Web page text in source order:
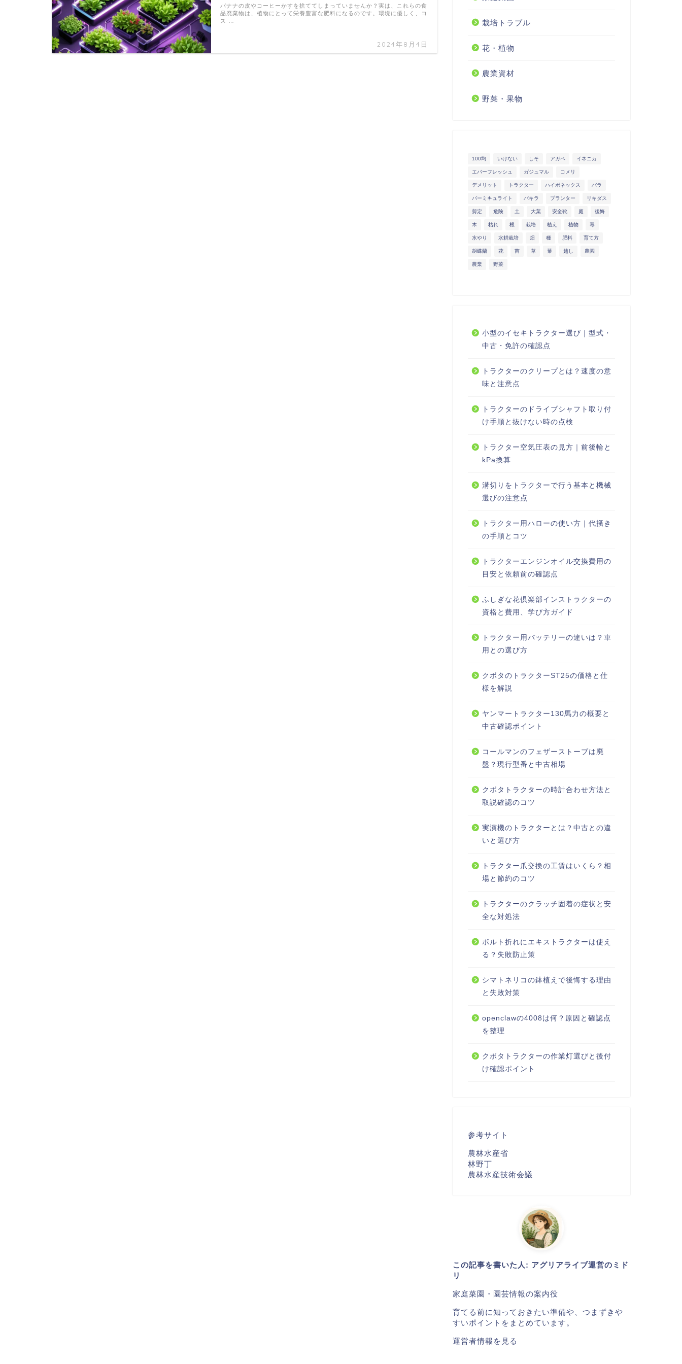
2024年8月4日
バナナの皮やコーヒーかすを捨ててしまっていませんか？実は、これらの食
品廃棄物は、植物にとって栄養豊富な肥料になるのです。環境に優しく、コ
ス …
栽培トラブル
花・植物
農業資材
野菜・果物
100均 いけない しそ アガベ イネニカ
エバーフレッシュ ガジュマル コメリ
デメリット トラクター ハイポネックス バラ
バーミキュライト パキラ プランター リキダス
剪定 危険 土 大葉 安全靴 庭 後悔
木 枯れ 根 栽培 植え 植物 毒
水やり 水耕栽培 畑 種 肥料 育て方
胡蝶蘭 花 苗 草 葉 越し 農園
農業 野菜
小型のイセキトラクター選び｜型式・
中古・免許の確認点
トラクターのクリープとは？速度の意
味と注意点
トラクターのドライブシャフト取り付
け手順と抜けない時の点検
トラクター空気圧表の見方｜前後輪と
kPa換算
溝切りをトラクターで行う基本と機械
選びの注意点
トラクター用ハローの使い方｜代掻き
の手順とコツ
トラクターエンジンオイル交換費用の
目安と依頼前の確認点
ふしぎな花倶楽部インストラクターの
資格と費用、学び方ガイド
トラクター用バッテリーの違いは？車
用との選び方
クボタのトラクターST25の価格と仕
様を解説
ヤンマートラクター130馬力の概要と
中古確認ポイント
コールマンのフェザーストーブは廃
盤？現行型番と中古相場
クボタトラクターの時計合わせ方法と
取説確認のコツ
実演機のトラクターとは？中古との違
いと選び方
トラクター爪交換の工賃はいくら？相
場と節約のコツ
トラクターのクラッチ固着の症状と安
全な対処法
ボルト折れにエキストラクターは使え
る？失敗防止策
シマトネリコの鉢植えで後悔する理由
と失敗対策
openclawの4008は何？原因と確認点
を整理
クボタトラクターの作業灯選びと後付
け確認ポイント
参考サイト
農林水産省
林野丁
農林水産技術会議
この記事を書いた人: アグリアライブ運営のミド
リ
家庭菜園・園芸情報の案内役
育てる前に知っておきたい準備や、つまずきや
すいポイントをまとめています。
運営者情報を見る